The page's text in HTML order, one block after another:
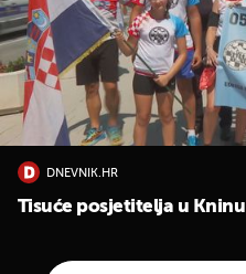
DNEVNIK.HR
Tisuće posjetitelja u Kninu